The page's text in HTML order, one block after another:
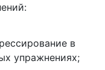
в
упражнениях;